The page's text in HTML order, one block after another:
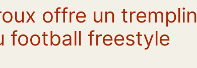
offre un tremplin
football freestyle